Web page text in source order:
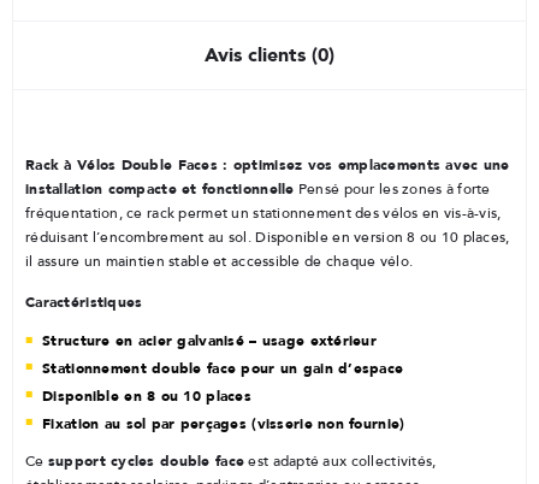
Avis clients (0)
Rack à Vélos Double Faces : optimisez vos emplacements avec une
installation compacte et fonctionnelle Pensé pour les zones à forte
fréquentation, ce rack permet un stationnement des vélos en vis-à-vis,
réduisant l’encombrement au sol. Disponible en version 8 ou 10 places,
il assure un maintien stable et accessible de chaque vélo.
Caractéristiques
Structure en acier galvanisé – usage extérieur
Stationnement double face pour un gain d’espace
Disponible en 8 ou 10 places
Fixation au sol par perçages (visserie non fournie)
Ce support cycles double face est adapté aux collectivités,